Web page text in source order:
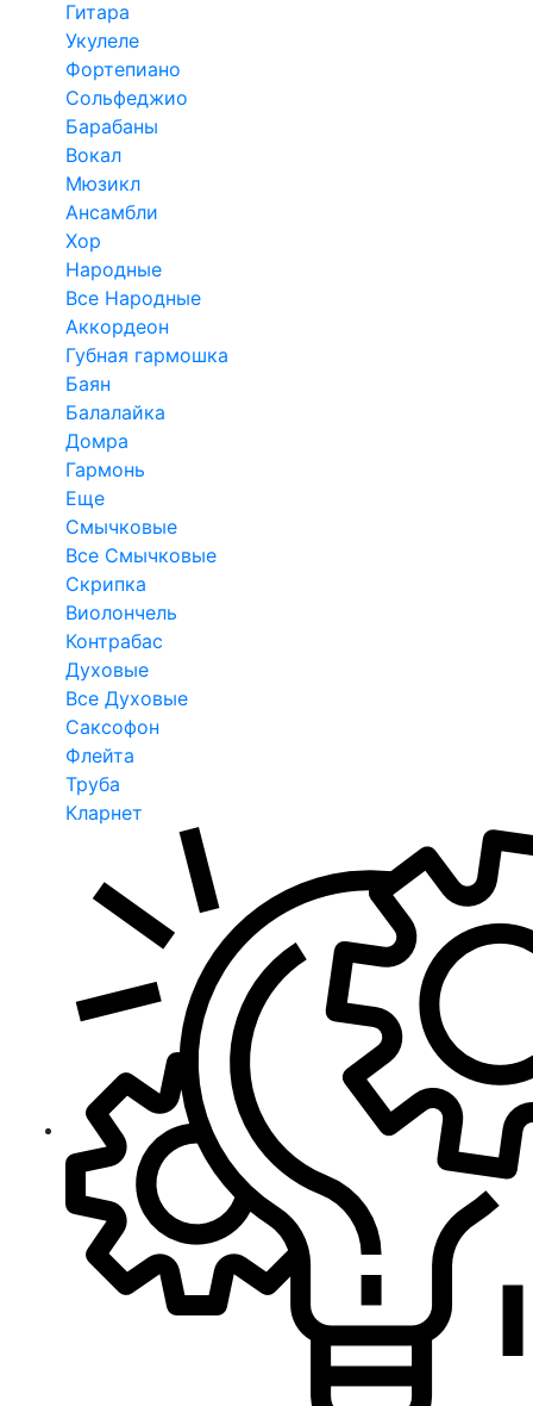
Гитара
Укулеле
Фортепиано
Сольфеджио
Барабаны
Вокал
Мюзикл
Ансамбли
Хор
Народные
Все Народные
Аккордеон
Губная гармошка
Баян
Балалайка
Домра
Гармонь
Еще
Смычковые
Все Смычковые
Скрипка
Виолончель
Контрабас
Духовые
Все Духовые
Саксофон
Флейта
Труба
Кларнет